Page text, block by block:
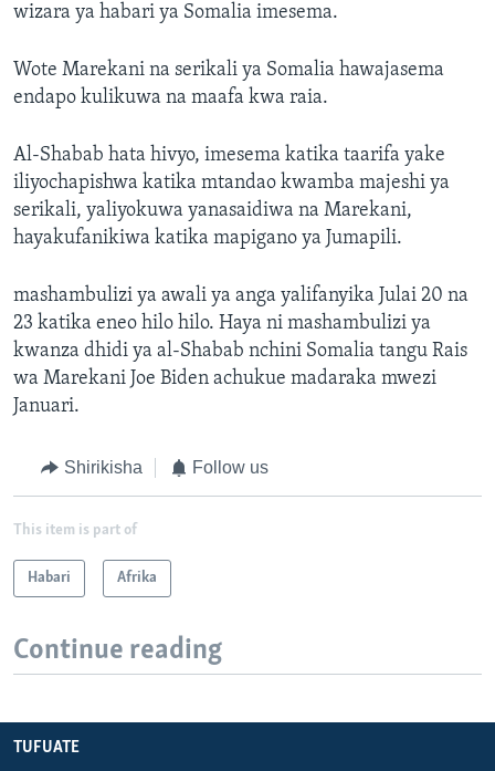
wizara ya habari ya Somalia imesema.
Wote Marekani na serikali ya Somalia hawajasema
endapo kulikuwa na maafa kwa raia.
Al-Shabab hata hivyo, imesema katika taarifa yake
iliyochapishwa katika mtandao kwamba majeshi ya
serikali, yaliyokuwa yanasaidiwa na Marekani,
hayakufanikiwa katika mapigano ya Jumapili.
mashambulizi ya awali ya anga yalifanyika Julai 20 na
23 katika eneo hilo hilo. Haya ni mashambulizi ya
kwanza dhidi ya al-Shabab nchini Somalia tangu Rais
wa Marekani Joe Biden achukue madaraka mwezi
Januari.
Shirikisha Follow us
This item is part of
Habari Afrika
Continue reading
TUFUATE